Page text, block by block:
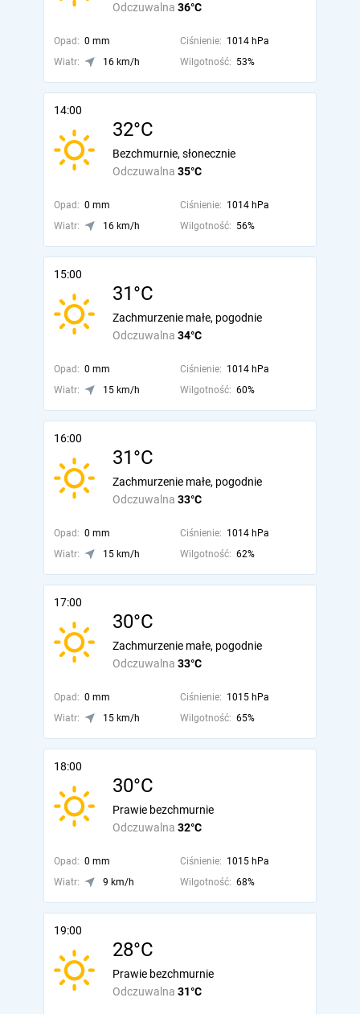
Odczuwalna 36°C
Opad: 0 mm Ciśnienie: 1014 hPa
Wiatr:
16 km/h Wilgotność: 53%
14:00
32°C
Odczuwalna 35°C
Bezchmurnie, słonecznie
Opad: 0 mm Ciśnienie: 1014 hPa
Wiatr:
16 km/h Wilgotność: 56%
15:00
31°C
Odczuwalna 34°C
Zachmurzenie małe, pogodnie
Opad: 0 mm Ciśnienie: 1014 hPa
Wiatr:
15 km/h Wilgotność: 60%
16:00
31°C
Odczuwalna 33°C
Zachmurzenie małe, pogodnie
Opad: 0 mm Ciśnienie: 1014 hPa
Wiatr:
15 km/h Wilgotność: 62%
17:00
30°C
Odczuwalna 33°C
Zachmurzenie małe, pogodnie
Opad: 0 mm Ciśnienie: 1015 hPa
Wiatr:
15 km/h Wilgotność: 65%
18:00
30°C
Odczuwalna 32°C
Prawie bezchmurnie
Opad: 0 mm Ciśnienie: 1015 hPa
Wiatr:
9 km/h Wilgotność: 68%
19:00
28°C
Odczuwalna 31°C
Prawie bezchmurnie